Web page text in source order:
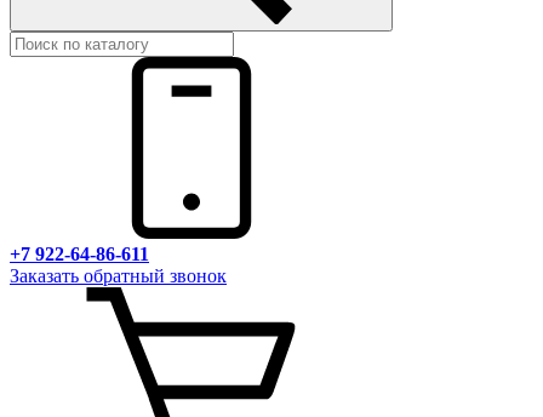
+7 922-64-86-611
Заказать обратный звонок